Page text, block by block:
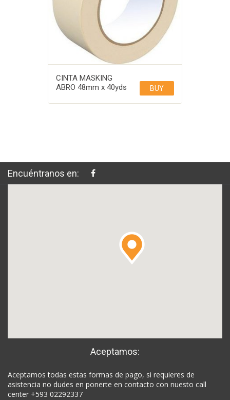
CINTA MASKING
ABRO 48mm x 40yds
BUY
Encuéntranos en:
Aceptamos:
Aceptamos todas estas formas de pago, si requieres de
asistencia no dudes en ponerte en contacto con nuesto call
center +593 02292337